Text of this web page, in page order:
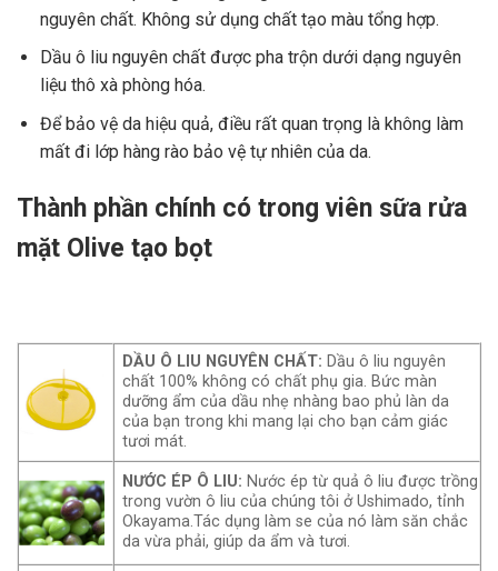
nguyên chất. Không sử dụng chất tạo màu tổng hợp.
Dầu ô liu nguyên chất được pha trộn dưới dạng nguyên
liệu thô xà phòng hóa.
Để bảo vệ da hiệu quả, điều rất quan trọng là không làm
mất đi lớp hàng rào bảo vệ tự nhiên của da.
Thành phần chính có trong viên sữa rửa
mặt Olive tạo bọt
DẦU Ô LIU NGUYÊN CHẤT: Dầu ô liu nguyên
chất 100% không có chất phụ gia. Bức màn
dưỡng ẩm của dầu nhẹ nhàng bao phủ làn da
của bạn trong khi mang lại cho bạn cảm giác
tươi mát.
NƯỚC ÉP Ô LIU: Nước ép từ quả ô liu được trồng
trong vườn ô liu củachúng tôi ở Ushimado, tỉnh
Okayama.Tác dụng làm se của nó làm săn chắc
da vừa phải, giúp da ẩm và tươi.